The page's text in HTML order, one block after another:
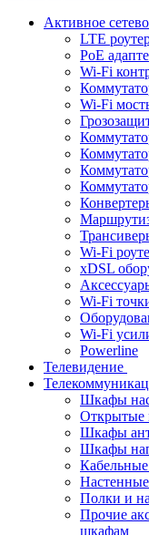
Активное
LTE
PoE
Wi-Fi
Wi-Fi
Wi-Fi
xDSL
Wi-Fi
Wi-Fi
Powerline
Телевидение
Шкафы
Открытые
Шкафы
Шкафы
Полки и
Прочие
шкафам